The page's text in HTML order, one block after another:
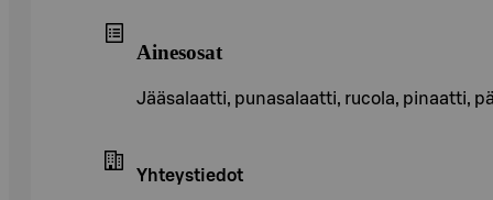
Ainesosat
Jääsalaatti, punasalaatti, rucola, pinaatti,
Yhteystiedot